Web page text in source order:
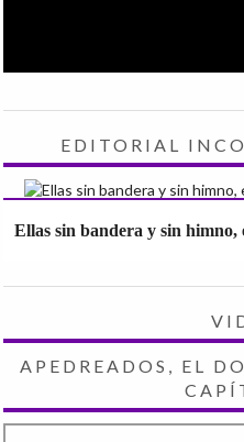
EDITORIAL
Ellas sin bandera y sin himno,
APEDREADOS, EL